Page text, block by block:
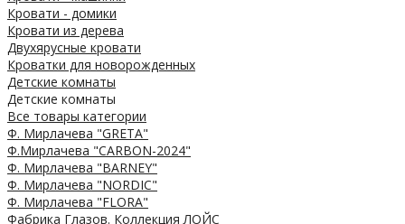
Кровати - домики
Кровати из дерева
Двухярусные кровати
Кроватки для новорожденных
Детские комнаты
Детские комнаты
Все товары категории
Ф. Мирлачева "GRETA"
Ф.Мирлачева "CARBON-2024"
Ф. Мирлачева "BARNEY"
Ф. Мирлачева "NORDIC"
Ф. Мирлачева "FLORA"
Фабрика Глазов. Коллекция ЛОЙС